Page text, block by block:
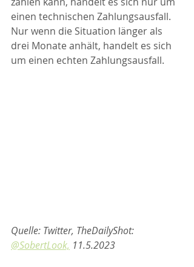
einen technischen Zahlungsausfall.
Nur wenn die Situation länger als
drei Monate anhält, handelt es sich
um einen echten Zahlungsausfall.
Quelle: Twitter, TheDailyShot:
@SobertLook, 11.5.2023